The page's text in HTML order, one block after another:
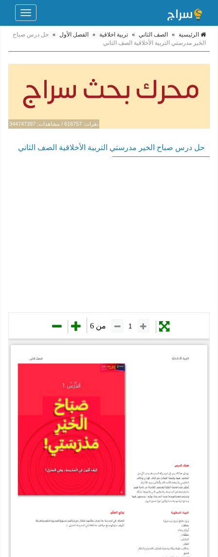
Toggle
الرئيسية » الصف الثاني » تربية اخلاقية » الفصل الأول » حل درس صباح
الخير مدرستي التربية الأخلاقية الصف الثاني
نقرات: 616757 / مشاهدات: 344747397
حل درس صباح الخير مدرستي التربية الأخلاقية الصف الثاني